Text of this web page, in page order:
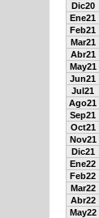
Dic20
Ene21
Feb21
Mar21
Abr21
May21
Jun21
Jul21
Ago21
Sep21
Oct21
Nov21
Dic21
Ene22
Feb22
Mar22
Abr22
May22